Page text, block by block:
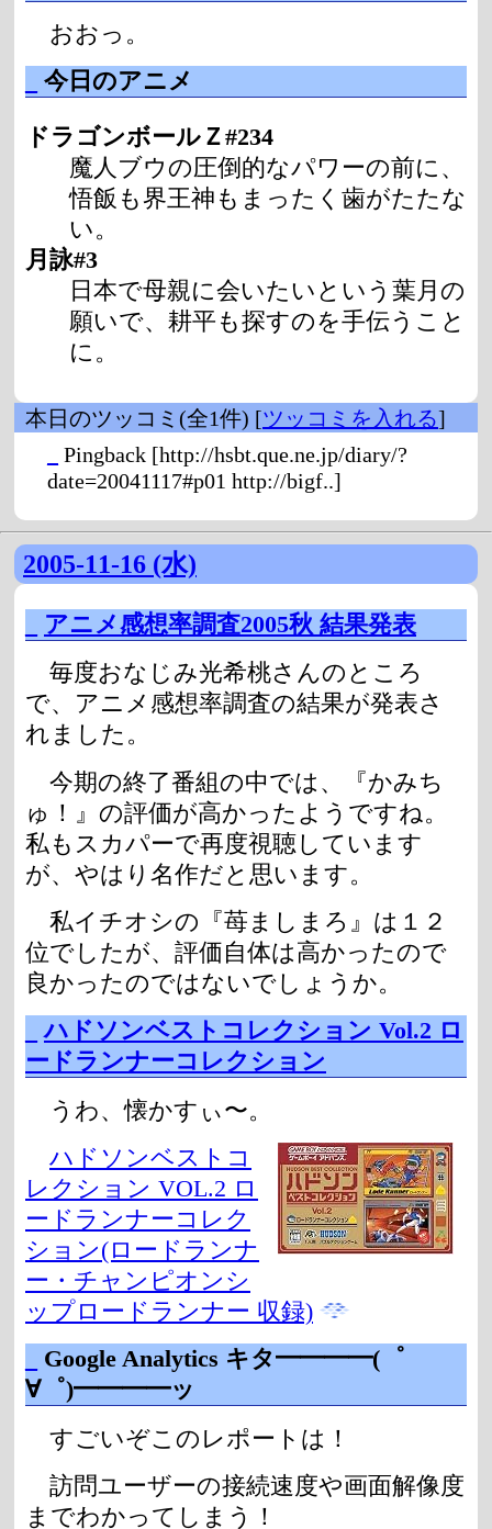
おおっ。
今日のアニメ
ドラゴンボールＺ#234
魔人ブウの圧倒的なパワーの前に、
悟飯も界王神もまったく歯がたたな
い。
月詠#3
日本で母親に会いたいという葉月の
願いで、耕平も探すのを手伝うこと
に。
本日のツッコミ(全1件) [ツッコミを入れる]
Pingback [http://hsbt.que.ne.jp/diary/?
date=20041117#p01 http://bigf..]
2005-11-16 (水)
アニメ感想率調査2005秋 結果発表
毎度おなじみ光希桃さんのところ
で、アニメ感想率調査の結果が発表さ
れました。
今期の終了番組の中では、『かみち
ゅ！』の評価が高かったようですね。
私もスカパーで再度視聴しています
が、やはり名作だと思います。
私イチオシの『苺ましまろ』は１２
位でしたが、評価自体は高かったので
良かったのではないでしょうか。
ハドソンベストコレクション Vol.2 ロ
ードランナーコレクション
うわ、懐かすぃ〜。
ハドソンベストコ
レクション VOL.2 ロ
ードランナーコレク
ション(ロードランナ
ー・チャンピオンシ
ップロードランナー 収録)
Google Analytics キタ━━━━(゜
∀゜)━━━━ッ
すごいぞこのレポートは！
訪問ユーザーの接続速度や画面解像度
までわかってしまう！